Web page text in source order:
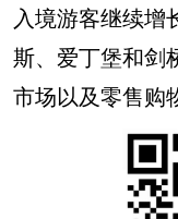
入境游客继续增
斯、爱丁堡和剑
市场以及零售购